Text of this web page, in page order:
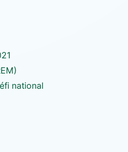
national